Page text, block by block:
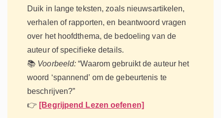
Duik in lange teksten, zoals nieuwsartikelen,
verhalen of rapporten, en beantwoord vragen
over het hoofdthema, de bedoeling van de
auteur of specifieke details.
📚 Voorbeeld: “Waarom gebruikt de auteur het
woord ‘spannend’ om de gebeurtenis te
beschrijven?”
👉 [Begrijpend Lezen oefenen]